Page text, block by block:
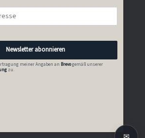
Newsletter abonnieren
meiner Angaben an Brevogemäß unserer
zu.